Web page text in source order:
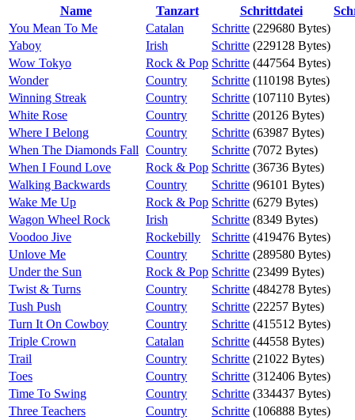
Name
Tanzart Schrittdatei
You Mean To Me
Catalan Schritte (229680 Bytes)
Yaboy
Irish Schritte (229128 Bytes)
Wow Tokyo
Rock & Pop Schritte (447564 Bytes)
Wonder
Country Schritte (110198 Bytes)
Winning Streak
Country Schritte (107110 Bytes)
White Rose
Country Schritte (20126 Bytes)
Where I Belong
Country Schritte (63987 Bytes)
When The Diamonds Fall Country Schritte (7072 Bytes)
When I Found Love
Rock & Pop Schritte (36736 Bytes)
Walking Backwards
Country Schritte (96101 Bytes)
Wake Me Up
Rock & Pop Schritte (6279 Bytes)
Wagon Wheel Rock
Irish Schritte (8349 Bytes)
Voodoo Jive
Rockebilly Schritte (419476 Bytes)
Unlove Me
Country Schritte (289580 Bytes)
Under the Sun
Rock & Pop Schritte (23499 Bytes)
Twist & Turns
Country Schritte (484278 Bytes)
Tush Push
Country Schritte (22257 Bytes)
Turn It On Cowboy
Country Schritte (415512 Bytes)
Triple Crown
Catalan Schritte (44558 Bytes)
Trail
Country Schritte (21022 Bytes)
Toes
Country Schritte (312406 Bytes)
Time To Swing
Country Schritte (334437 Bytes)
Three Teachers
Country Schritte (106888 Bytes)